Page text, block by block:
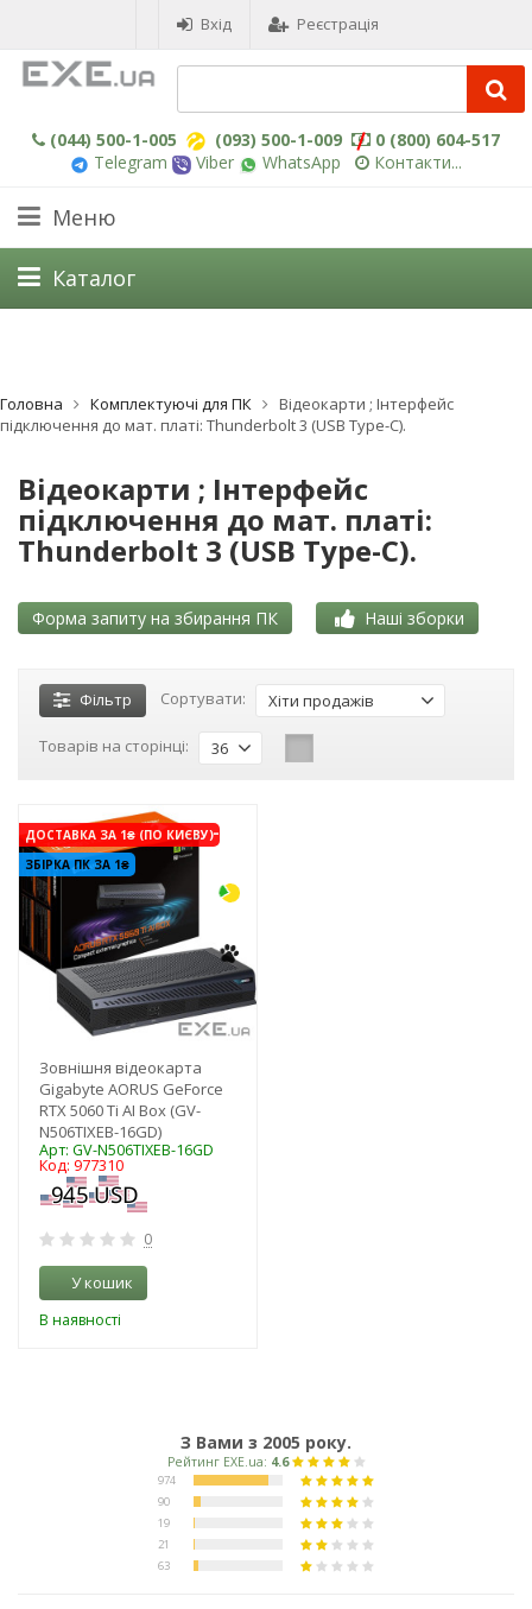
Вхід Реєстрація
(044) 500-1-005 (093) 500-1-009
0 (800) 604-517
Telegram
Viber WhatsApp Контакти...
Меню
Каталог
Головна Комплектуючі для ПК
Відеокарти ; Інтерфейс
підключення до мат. платі: Thunderbolt 3 (USB Type-C).
Відеокарти ; Інтерфейс
підключення до мат. платі:
Thunderbolt 3 (USB Type-C).
Форма запиту на збирання ПК Наші зборки
Фільтр Сортувати: Хіти продажів
Товарів на сторінці: 36
ДОСТАВКА ЗА 1₴ (ПО КИЄВУ)
ЗБІРКА ПК ЗА 1₴
-3%
Зовнішня відеокарта
Gigabyte AORUS GeForce
RTX 5060 Ti AI Box (GV-
N506TIXEB-16GD)
Арт: GV-N506TIXEB-16GD
Код: 977310
0
У кошик
В наявності
З Вами з 2005 року.